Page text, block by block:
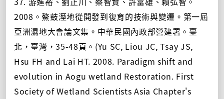
2008。鰲鼓溼地從開發到復育的技術與變遷。第一屆
亞洲濕地大會論文集。中華民國內政部營建署。臺
北，臺灣，35-48頁。(Yu SC, Liou JC, Tsay JS,
Hsu FH and Lai HT. 2008. Paradigm shift and
evolution in Aogu wetland Restoration. First
Society of Wetland Scientists Asia Chapter's